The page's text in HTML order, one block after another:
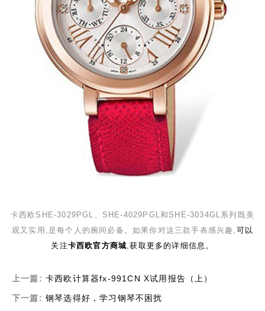
卡西欧 SHE-3029PGL SHE-4029PGL和 SHE-3034GL 系列既美
观又实用,是每个人的腕间必备。如果你对这三款手表感兴趣, 可以
关注卡西欧官方商城 ,获取更多的详细信息。
上一篇: 卡西欧计算器fx-991CN X试用报告（上）
下一篇: 钢琴选得好，学习钢琴不困扰